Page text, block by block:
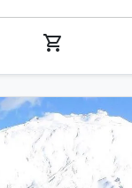
shopping_cart